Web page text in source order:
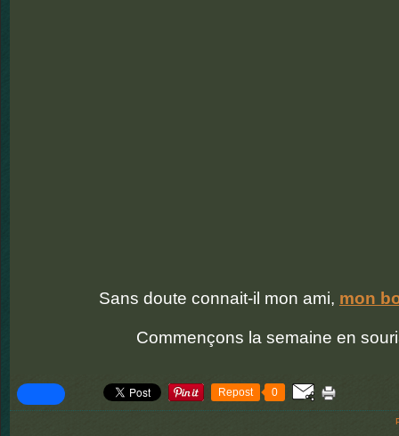
Sans doute connait-il mon ami, mon
Commençons la semaine en
Repost 0